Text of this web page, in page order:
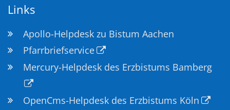
Links
Apollo-Helpdesk zu Bistum Aachen
Pfarrbriefservice
Mercury-Helpdesk des Erzbistums Bamberg
OpenCms-Helpdesk des Erzbistums Köln